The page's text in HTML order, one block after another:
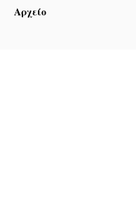
Αρχείο